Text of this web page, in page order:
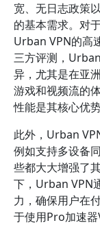
宽、无日志政策
的基本需求。对
Urban VPN的高
三方评测，
异，尤其是在亚
游戏和视频流的体
性能是其核心优势
此外，Urban
例如支持多设备
些都大大增强了
下，Urban VPN
力，确保用户在
于使用Pro加速